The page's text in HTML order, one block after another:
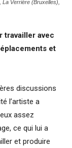
La Verrière (Bruxelles),
travailler avec
et
discussions
l’artiste a
assez
ce qui lui a
et produire